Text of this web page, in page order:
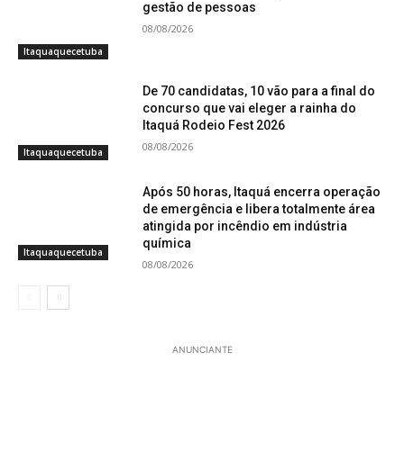
Itaquaquecetuba
gestão de pessoas
08/08/2026
Itaquaquecetuba
De 70 candidatas, 10 vão para a final do
concurso que vai eleger a rainha do
Itaquá Rodeio Fest 2026
08/08/2026
Itaquaquecetuba
Após 50 horas, Itaquá encerra operação
de emergência e libera totalmente área
atingida por incêndio em indústria
química
08/08/2026
ANUNCIANTE